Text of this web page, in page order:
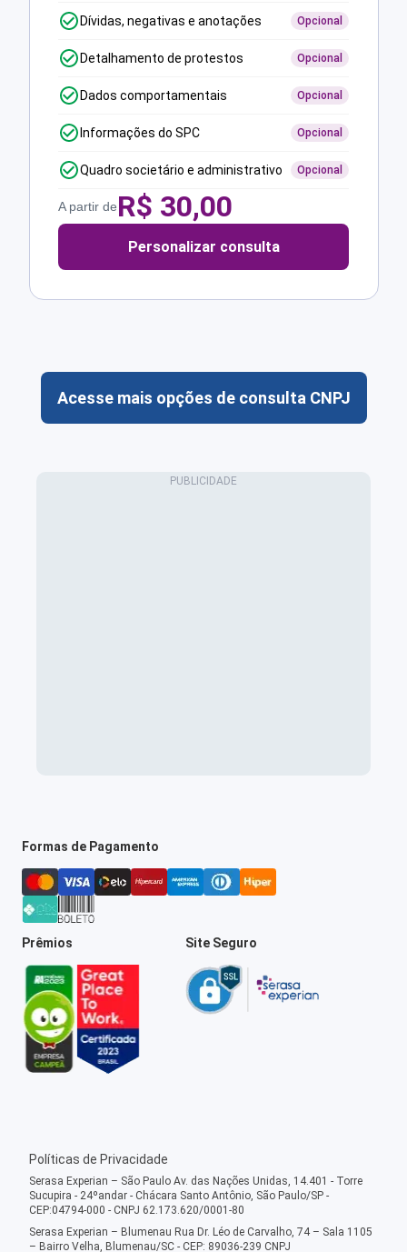
Dívidas, negativas e anotações Opcional
Detalhamento de protestos Opcional
Dados comportamentais Opcional
Informações do SPC Opcional
Quadro societário e administrativo Opcional
A partir deR$ 30,00
Personalizar consulta
Acesse mais opções de consulta CNPJ
Formas de Pagamento
Prêmios Site Seguro
Políticas de Privacidade
Serasa Experian – São Paulo Av. das Nações Unidas, 14.401 - Torre
Sucupira - 24ºandar - Chácara Santo Antônio, São Paulo/SP -
CEP:04794-000 - CNPJ 62.173.620/0001-80
Serasa Experian – Blumenau Rua Dr. Léo de Carvalho, 74 – Sala 1105
– Bairro Velha, Blumenau/SC - CEP: 89036-239 CNPJ